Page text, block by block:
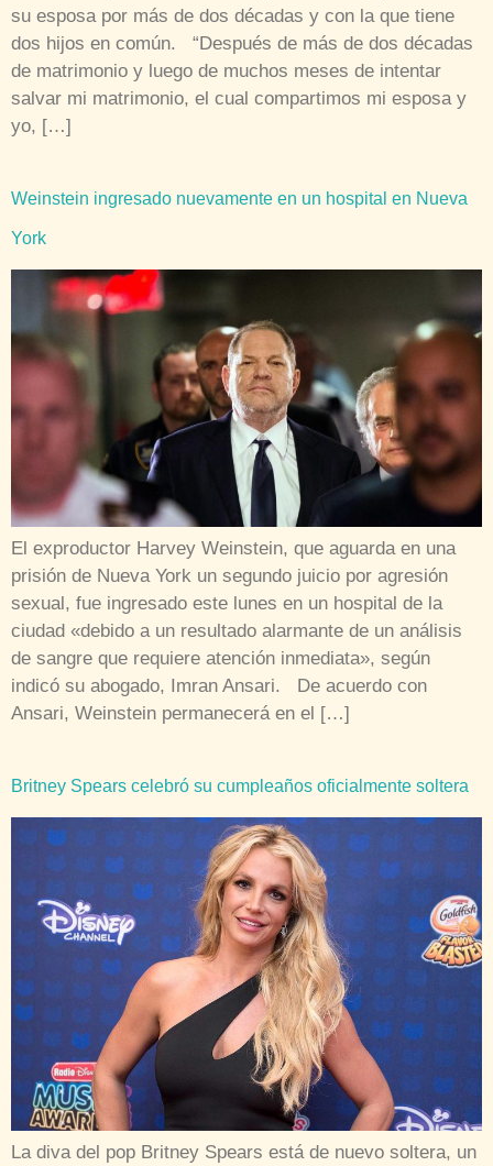
su esposa por más de dos décadas y con la que tiene
dos hijos en común. “Después de más de dos décadas
de matrimonio y luego de muchos meses de intentar
salvar mi matrimonio, el cual compartimos mi esposa y
yo, […]
Weinstein ingresado nuevamente en un hospital en Nueva
York
El exproductor Harvey Weinstein, que aguarda en una
prisión de Nueva York un segundo juicio por agresión
sexual, fue ingresado este lunes en un hospital de la
ciudad «debido a un resultado alarmante de un análisis
de sangre que requiere atención inmediata», según
indicó su abogado, Imran Ansari. De acuerdo con
Ansari, Weinstein permanecerá en el […]
Britney Spears celebró su cumpleaños oficialmente soltera
La diva del pop Britney Spears está de nuevo soltera, un